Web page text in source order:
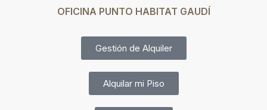
OFICINA PUNTO HABITAT GAUDÍ
Alquilar mi Piso
Gestión de Alquiler